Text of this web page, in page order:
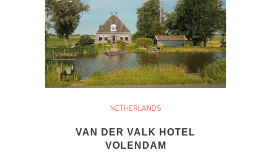
NETHERLANDS
VAN DER VALK HOTEL
VOLENDAM